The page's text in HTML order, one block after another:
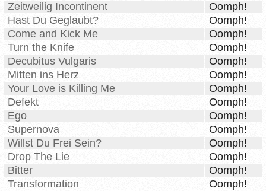
Zeitweilig Incontinent
Oomph!
Hast Du Geglaubt?
Oomph!
Come and Kick Me
Oomph!
Turn the Knife
Oomph!
Decubitus Vulgaris
Oomph!
Mitten ins Herz
Oomph!
Your Love is Killing Me
Oomph!
Defekt
Oomph!
Ego
Oomph!
Supernova
Oomph!
Willst Du Frei Sein?
Oomph!
Drop The Lie
Oomph!
Bitter
Oomph!
Transformation
Oomph!